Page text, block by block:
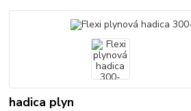
hadica plyn